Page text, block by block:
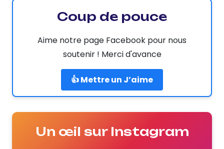
Coup de pouce
Aime notre page Facebook pour nous
soutenir ! Merci d'avance
👍 Mettre un J’aime
Un œil sur Instagram